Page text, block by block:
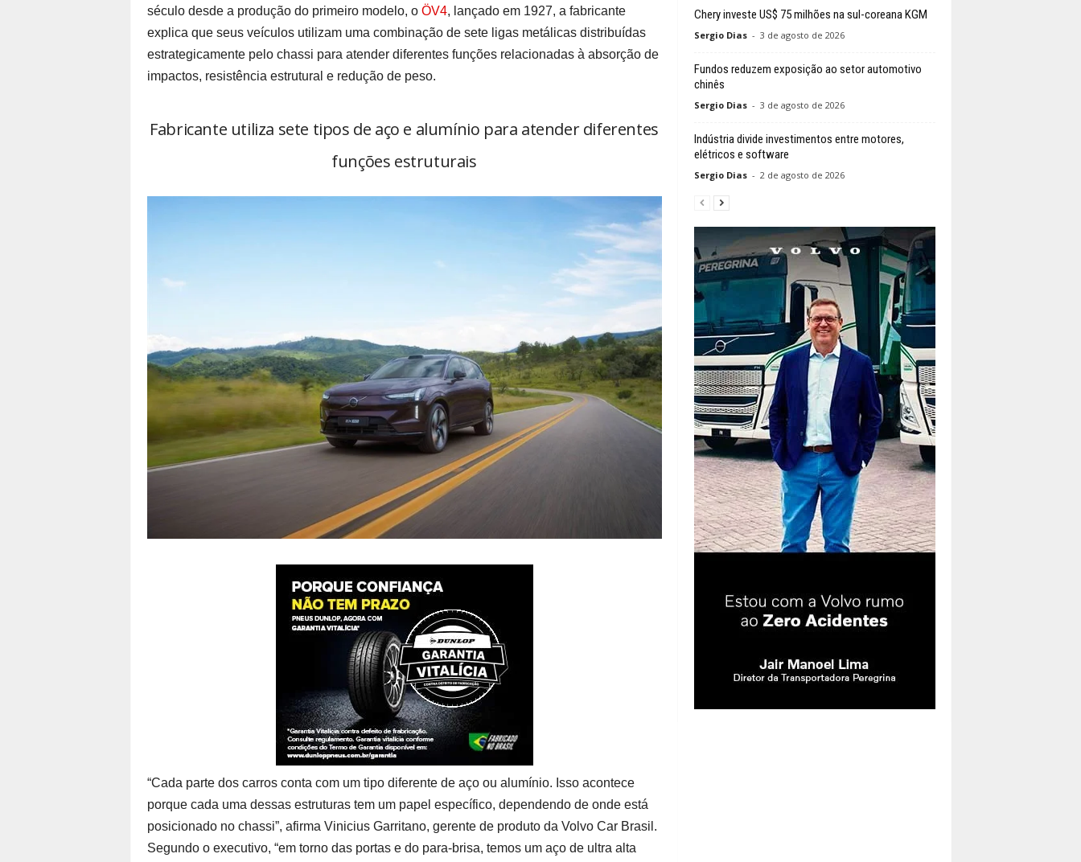
século desde a produção do primeiro modelo, o ÖV4, lançado em 1927, a fabricante
explica que seus veículos utilizam uma combinação de sete ligas metálicas distribuídas
estrategicamente pelo chassi para atender diferentes funções relacionadas à absorção de
impactos, resistência estrutural e redução de peso.
Fabricante utiliza sete tipos de aço e alumínio para atender diferentes
funções estruturais
“Cada parte dos carros conta com um tipo diferente de aço ou alumínio. Isso acontece
porque cada uma dessas estruturas tem um papel específico, dependendo de onde está
posicionado no chassi”, afirma Vinicius Garritano, gerente de produto da Volvo Car Brasil.
Segundo o executivo, “em torno das portas e do para-brisa, temos um aço de ultra alta
Chery investe US$ 75 milhões na sul-coreana KGM
Sergio Dias - 3 de agosto de 2026
Fundos reduzem exposição ao setor automotivo
chinês
Sergio Dias - 3 de agosto de 2026
Indústria divide investimentos entre motores,
elétricos e software
Sergio Dias - 2 de agosto de 2026